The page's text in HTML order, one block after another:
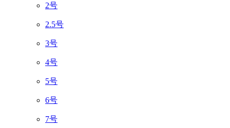
2号
2.5号
3号
4号
5号
6号
7号